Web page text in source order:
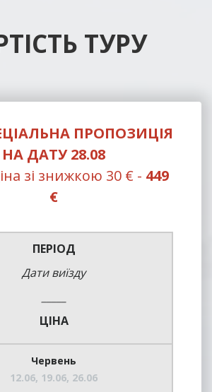
ТУРУ
ПРОПОЗИЦІЯ
НА ДАТУ 28.08
зі знижкою 30 € - 449
€
ПЕРІОД
Дати виїзду
ЦІНА
Червень
12.06, 19.06, 26.06